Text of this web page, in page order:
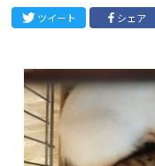
ツイート シェア